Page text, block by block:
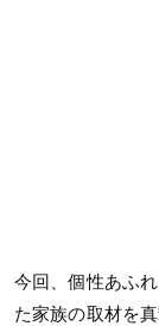
今回、個性あふ
た家族の取材を